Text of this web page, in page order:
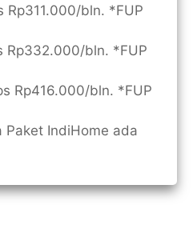
bln. *FUP
Rp332.000/bln. *FUP
Rp416.000/bln. *FUP
Paket IndiHome ada